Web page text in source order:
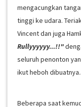
mengacungkan
tinggi ke udara.
Vincent dan juga
Rullyyyyyy...!!"
seluruh penonton
ikut heboh dibuatnya..
Beberapa saat